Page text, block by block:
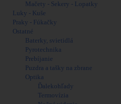
Mačety - Sekery - Lopatky
Luky - Kuše
Praky - Fúkačky
Ostatné
Baterky, svietidlá
Pyrotechnika
Prebíjanie
Puzdra a tašky na zbrane
Optika
Ďalekohľady
Termovízia